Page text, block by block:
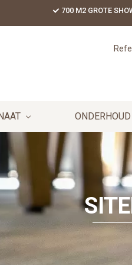
700 M2 GROTE
ONDERHOUD